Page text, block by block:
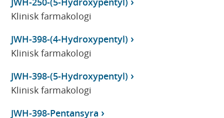
Klinisk farmakologi
JWH-398-(4-Hydroxypentyl)
Klinisk farmakologi
JWH-398-(5-Hydroxypentyl)
Klinisk farmakologi
JWH-398-Pentansyra